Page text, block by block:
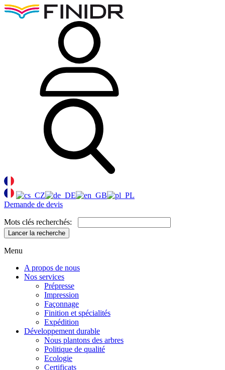
Demande de devis
Mots clés recherchés:
Lancer la recherche
Menu
A propos de nous
Nos services
Prépresse
Impression
Façonnage
Finition et spécialités
Expédition
Développement durable
Nous plantons des arbres
Politique de qualité
Ecologie
Certificats